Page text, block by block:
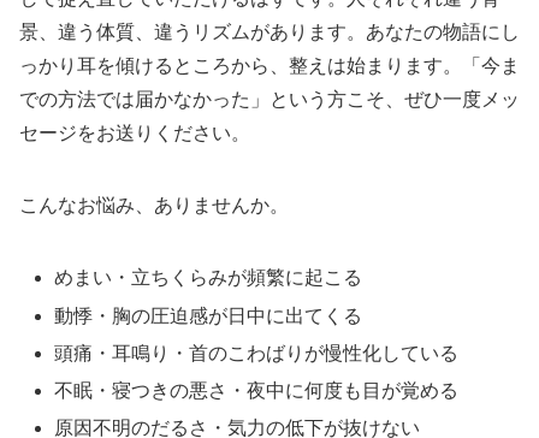
景、違う体質、違うリズムがあります。あなたの物語にし
っかり耳を傾けるところから、整えは始まります。「今ま
での方法では届かなかった」という方こそ、ぜひ一度メッ
セージをお送りください。
こんなお悩み、ありませんか。
めまい・立ちくらみが頻繁に起こる
動悸・胸の圧迫感が日中に出てくる
頭痛・耳鳴り・首のこわばりが慢性化している
不眠・寝つきの悪さ・夜中に何度も目が覚める
原因不明のだるさ・気力の低下が抜けない